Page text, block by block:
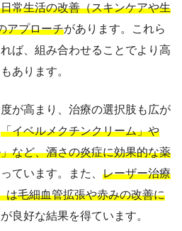
常生活の改善（スキンケアや生
アプローチがあります。これら
ば、組み合わせることでより高
あります。
が高まり、治療の選択肢も広が
「イベルメクチンクリーム」や
など、酒さの炎症に効果的な薬
ています。また、 レーザー治療
は毛細血管拡張や赤みの改善に
良好な結果を得ています。